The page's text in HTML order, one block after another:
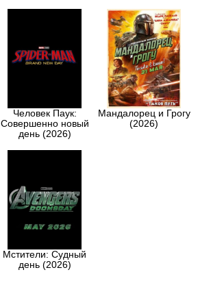
Человек Паук:
Совершенно новый
день (2026)
Мандалорец и Грогу
(2026)
Мстители: Судный
день (2026)